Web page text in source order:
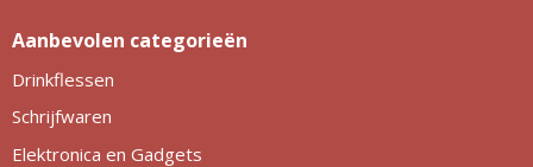
Aanbevolen categorieën
Drinkflessen
Schrijfwaren
Elektronica en Gadgets